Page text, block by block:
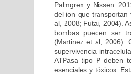
Palmgren y Nissen,
del ion que transportan
al, 2008; Futai, 2004).
bombas pueden ser
(Martinez et al, 2006).
supervivencia
ATPasa tipo P deben
esenciales y tóxicos.